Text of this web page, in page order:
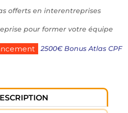
offerts en interentreprises
pour former votre équipe
2500€ Bonus Atlas CPF